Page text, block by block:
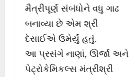
મૈત્રીપૂર્ણ સંબંધોને વધુ ગાઢ
બનાવ્યા છે એમ શ્રી
દેસાઈએ ઉમેર્યું હતું.
આ પ્રસંગે નાણાં, ઊર્જા અને
પેટ્રોકેમિકલ્સ મંત્રીશ્રી